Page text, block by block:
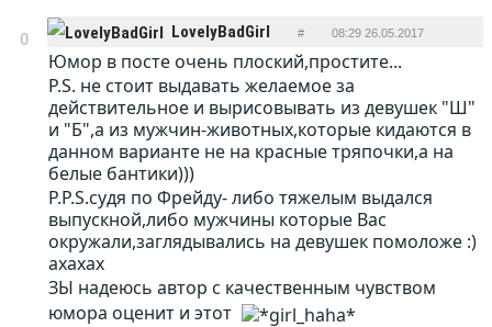
0 LovelyBadGirl # 08:29 26.05.2017
Юмор в посте очень плоский,простите...
P.S. не стоит выдавать желаемое за
действительное и вырисовывать из девушек "Ш"
и "Б",а из мужчин-животных,которые кидаются в
данном варианте не на красные тряпочки,а на
белые бантики)))
P.P.S.судя по Фрейду- либо тяжелым выдался
выпускной,либо мужчины которые Вас
окружали,заглядывались на девушек помоложе :)
ахахах
ЗЫ надеюсь автор с качественным чувством
юмора оценит и этот